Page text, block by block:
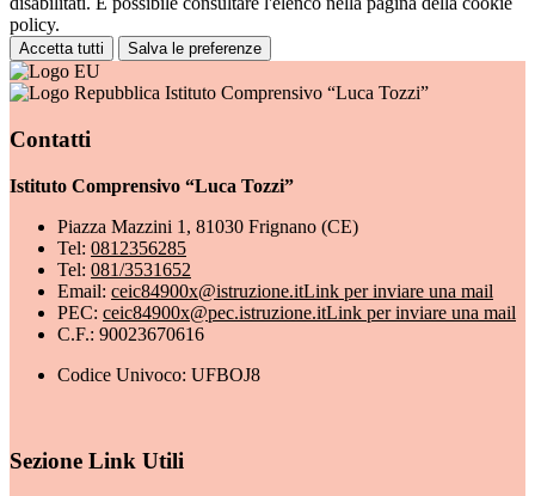
policy.
Accetta tutti Salva le preferenze
Istituto Comprensivo “Luca Tozzi”
Contatti
Istituto Comprensivo “Luca Tozzi”
Piazza Mazzini 1, 81030 Frignano (CE)
Tel: 0812356285
Tel: 081/3531652
Email: ceic84900x@istruzione.itLink per inviare una mail
PEC: ceic84900x@pec.istruzione.itLink per inviare una mail
C.F.: 90023670616
Codice Univoco: UFBOJ8
Sezione Link Utili